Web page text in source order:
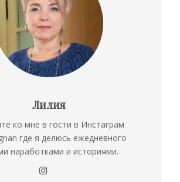
Лилия
ко мне в гости в Инстаграм
где я делюсь ежедневного
наработками и историями.